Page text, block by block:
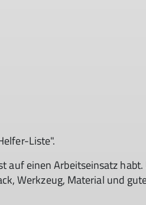
Liste".
auf einen Arbeitseinsatz habt.
Werkzeug, Material und